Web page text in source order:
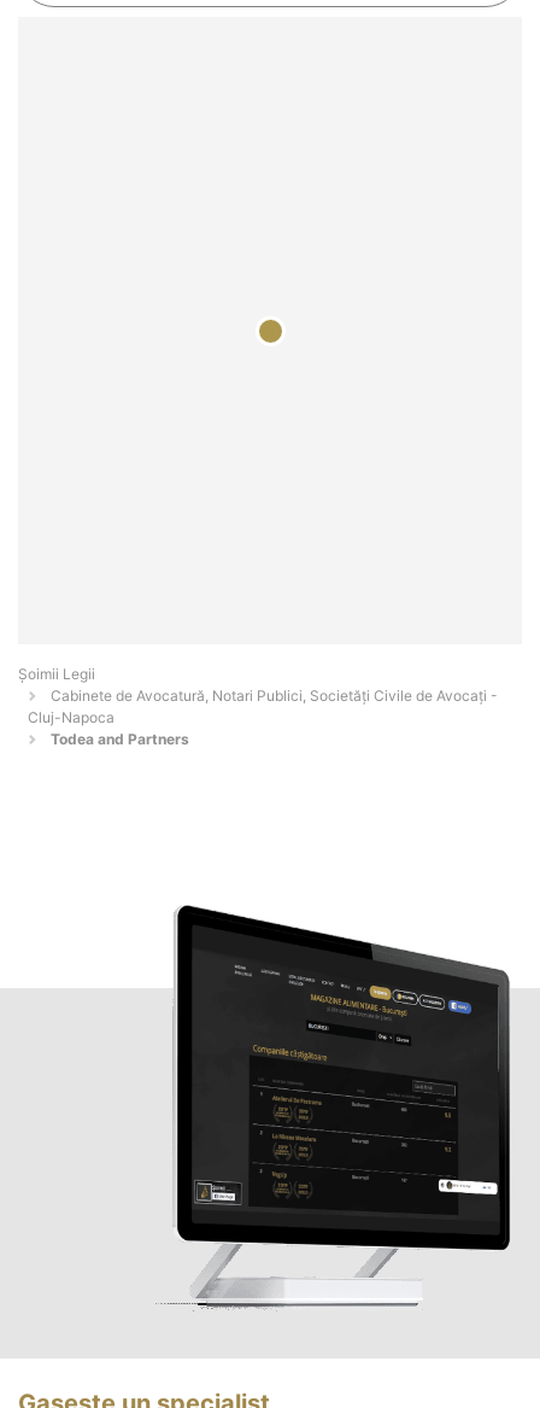
Șoimii Legii
Cabinete de Avocatură, Notari Publici, Societăți Civile de Avocați -
Cluj-Napoca
Todea and Partners